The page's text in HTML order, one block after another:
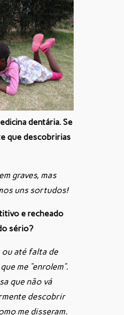
dentária. Se
que descobririas
graves, mas
uns sortudos!
e recheado
sério?
ou até falta de
me “enrolem”.
que não vá
descobrir
me disseram.